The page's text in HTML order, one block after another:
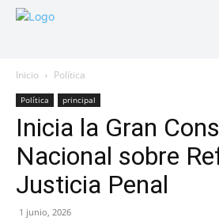
Inicio Política
Política principal
Inicia la Gran
Nacional sobre
Justicia Penal
1 junio, 2026